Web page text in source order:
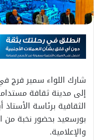
شارك اللواء سمير فرج
إلى مدينة ثقافة
الثقافية برئاسة
بورسعيد بحضور نخبة من
والإعلامية.